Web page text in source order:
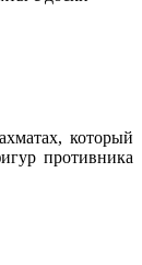
который
противника